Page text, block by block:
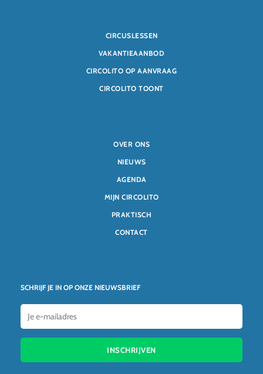
CIRCUSLESSEN
VAKANTIEAANBOD
CIRCOLITO OP AANVRAAG
CIRCOLITO TOONT
SCHRIJF JE IN OP ONZE NIEUWSBRIEF
INSCHRIJVEN
OVER ONS
NIEUWS
AGENDA
MIJN CIRCOLITO
PRAKTISCH
CONTACT